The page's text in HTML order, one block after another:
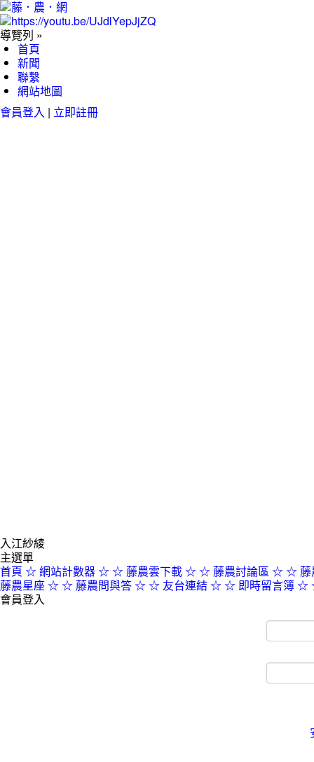
導覽列 »
首頁
新聞
聯繫
網站地圖
會員登入 | 立即註冊
入江紗綾
主選單
首頁 ☆ 網站計數器 ☆☆ 藤農雲下載 ☆☆ 藤農討論區 ☆☆ 藤
藤農星座 ☆☆ 藤農問與答 ☆☆ 友台連結 ☆☆ 即時留言簿 ☆
會員登入